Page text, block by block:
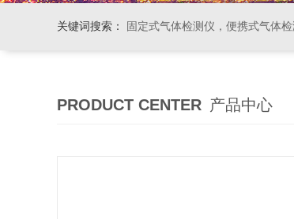
关键词搜索： 固定式气体检测仪，便携式气体检测仪，多合一气体
PRODUCT CENTER 产品中心